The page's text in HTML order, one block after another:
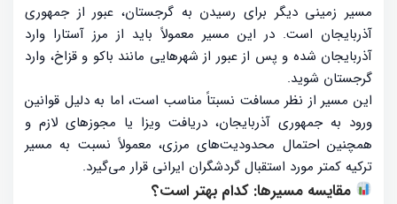
مسیر زمینی دیگر برای رسیدن به گرجستان، عبور از جمهوری
آذربایجان است. در این مسیر معمولاً باید از مرز آستارا وارد
آذربایجان شده و پس از عبور از شهرهایی مانند باکو و قزاخ، وارد
گرجستان شوید.
این مسیر از نظر مسافت نسبتاً مناسب است، اما به دلیل قوانین
ورود به جمهوری آذربایجان، دریافت ویزا یا مجوزهای لازم و
همچنین احتمال محدودیت‌های مرزی، معمولاً نسبت به مسیر
ترکیه کمتر مورد استقبال گردشگران ایرانی قرار می‌گیرد.
مقایسه مسیرها: کدام بهتر است؟